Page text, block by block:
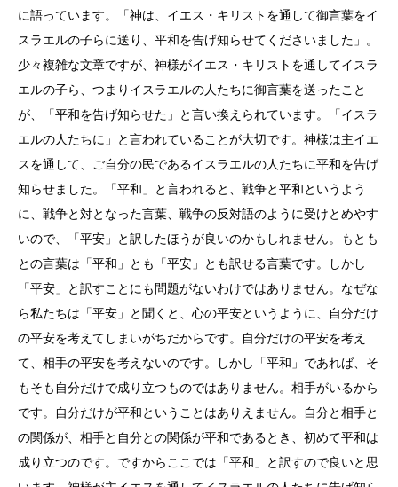
に語っています。「神は、イエス・キリストを通して御言葉をイ
スラエルの子らに送り、平和を告げ知らせてくださいました」。
少々複雑な文章ですが、神様がイエス・キリストを通してイスラ
エルの子ら、つまりイスラエルの人たちに御言葉を送ったこと
が、「平和を告げ知らせた」と言い換えられています。「イスラ
エルの人たちに」と言われていることが大切です。神様は主イエ
スを通して、ご自分の民であるイスラエルの人たちに平和を告げ
知らせました。「平和」と言われると、戦争と平和というよう
に、戦争と対となった言葉、戦争の反対語のように受けとめやす
いので、「平安」と訳したほうが良いのかもしれません。もとも
との言葉は「平和」とも「平安」とも訳せる言葉です。しかし
「平安」と訳すことにも問題がないわけではありません。なぜな
ら私たちは「平安」と聞くと、心の平安というように、自分だけ
の平安を考えてしまいがちだからです。自分だけの平安を考え
て、相手の平安を考えないのです。しかし「平和」であれば、そ
もそも自分だけで成り立つものではありません。相手がいるから
です。自分だけが平和ということはありえません。自分と相手と
の関係が、相手と自分との関係が平和であるとき、初めて平和は
成り立つのです。ですからここでは「平和」と訳すので良いと思